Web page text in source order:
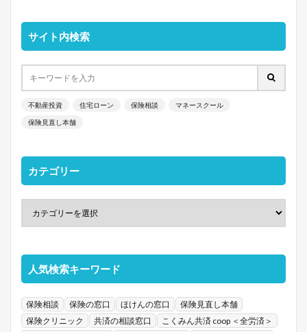
サイト内検索
不動産投資 住宅ローン 保険相談 マネースクール
保険見直し本舗
カテゴリー
人気検索キーワード
保険相談 保険の窓口 ほけんの窓口
保険見直し本舗
保険クリニック
共済の相談窓口
こくみん共済 coop ＜全労済＞